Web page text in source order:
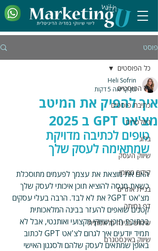
פוסט
כל הפוסטים
כתיבת פוסטים
ניוזלטרים
בלוג
שיווק העסק
קידום ממומן
בניית אתרים
דף נחיתה
שימוש בבינה מלאכותית
שיווק באינסטגרם
כל הפוסטים
איך להפיק את המיטב
מצ'אט GPT ב 2025
Heli Sofrin
זמן קריאה 5 דקות
טיפים לכתיבה מדויקת
שמתאימה לעסק שלך
האם את מוצאת את עצמך לפעמים מתוסכלת
כשאת מנסה להוציא תוכן איכותי לעסק שלך
מצ'אט GPT? את לא לבד. הרבה בעלי עסקים
קטנים שואפים להעזר בבינה המלאכותית
בכתיבת תוכן שיווקי מקצועי ואותנטי, אבל לא
תמיד יודעים איך לגרום לצ'אט GPT לכתוב
באופן שמתאים לעסק שלהם ולסגנון האישי